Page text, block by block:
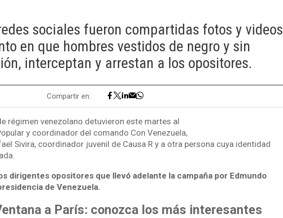
sociales fueron compartidas fotos y videos
en que hombres vestidos de negro y sin
interceptan y arrestan a los opositores.
Compartir en:
régimen venezolano detuvieron este martes al
y coordinador del comando Con Venezuela,
Sivira, coordinador juvenil de Causa R y a otra persona cuya identidad
dirigentes opositores que llevó adelante la campaña por Edmundo
de Venezuela.
a París: conozca los más interesantes